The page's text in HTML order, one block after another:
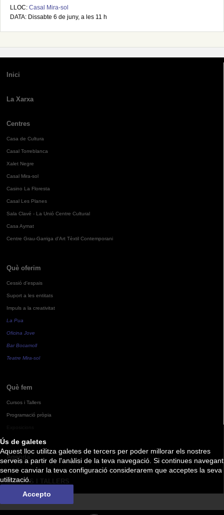
Ús de galetes
Aquest lloc utilitza galetes de tercers per poder millorar els nostres
serveis a partir de l'anàlisi de la teva navegació. Si continues navegant
sense canviar la teva configuració considerarem que acceptes la seva
utilització.
Accepto
LLOC: Casal Mira-sol
DATA: Dissabte 6 de juny, a les 11 h
Inici
La Xarxa
Centres
Casa de Cultura
Casal Torreblanca
Xalet Negre
Casal Mira-sol
Casino La Floresta
Casal Les Planes
Sala Clavé - La Unió Centre Cultural
Casa Aymat
Centre Grau-Garriga d'Art Tèxtil Contemporani
Què oferim
Cessió d'espais
Suport a les entitats
Impuls a la creativitat
La Pua
Oficina Jove
Bar Bocamoll
Teatre Mira-sol
Què fem
Cursos i Tallers
Programació pròpia
Agenda
CURSOS I TALLERS